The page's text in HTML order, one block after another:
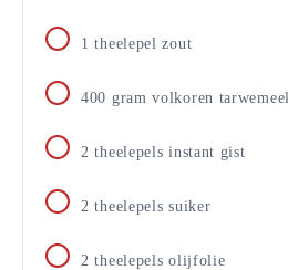
1 theelepel zout
400 gram volkoren tarwemeel
2 theelepels instant gist
2 theelepels suiker
2 theelepels olijfolie